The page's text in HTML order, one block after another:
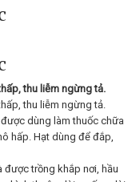
thu liễm ngừng tả.
thu liễm ngừng tả.
dùng làm thuốc chữa
hấp. Hạt dùng để đắp,
được trồng khắp nơi, hầu